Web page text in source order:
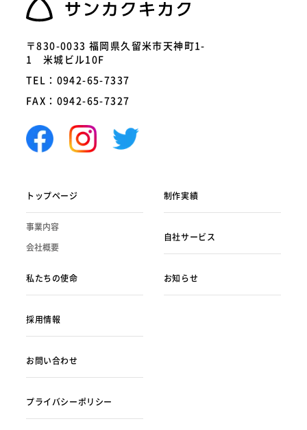
〒830-0033 福岡県久留米市天神町1-
1 米城ビル10F
TEL：0942-65-7337
FAX：0942-65-7327
トップページ
事業内容
会社概要
私たちの使命
制作実績
自社サービス
お知らせ
採用情報
お問い合わせ
プライバシーポリシー